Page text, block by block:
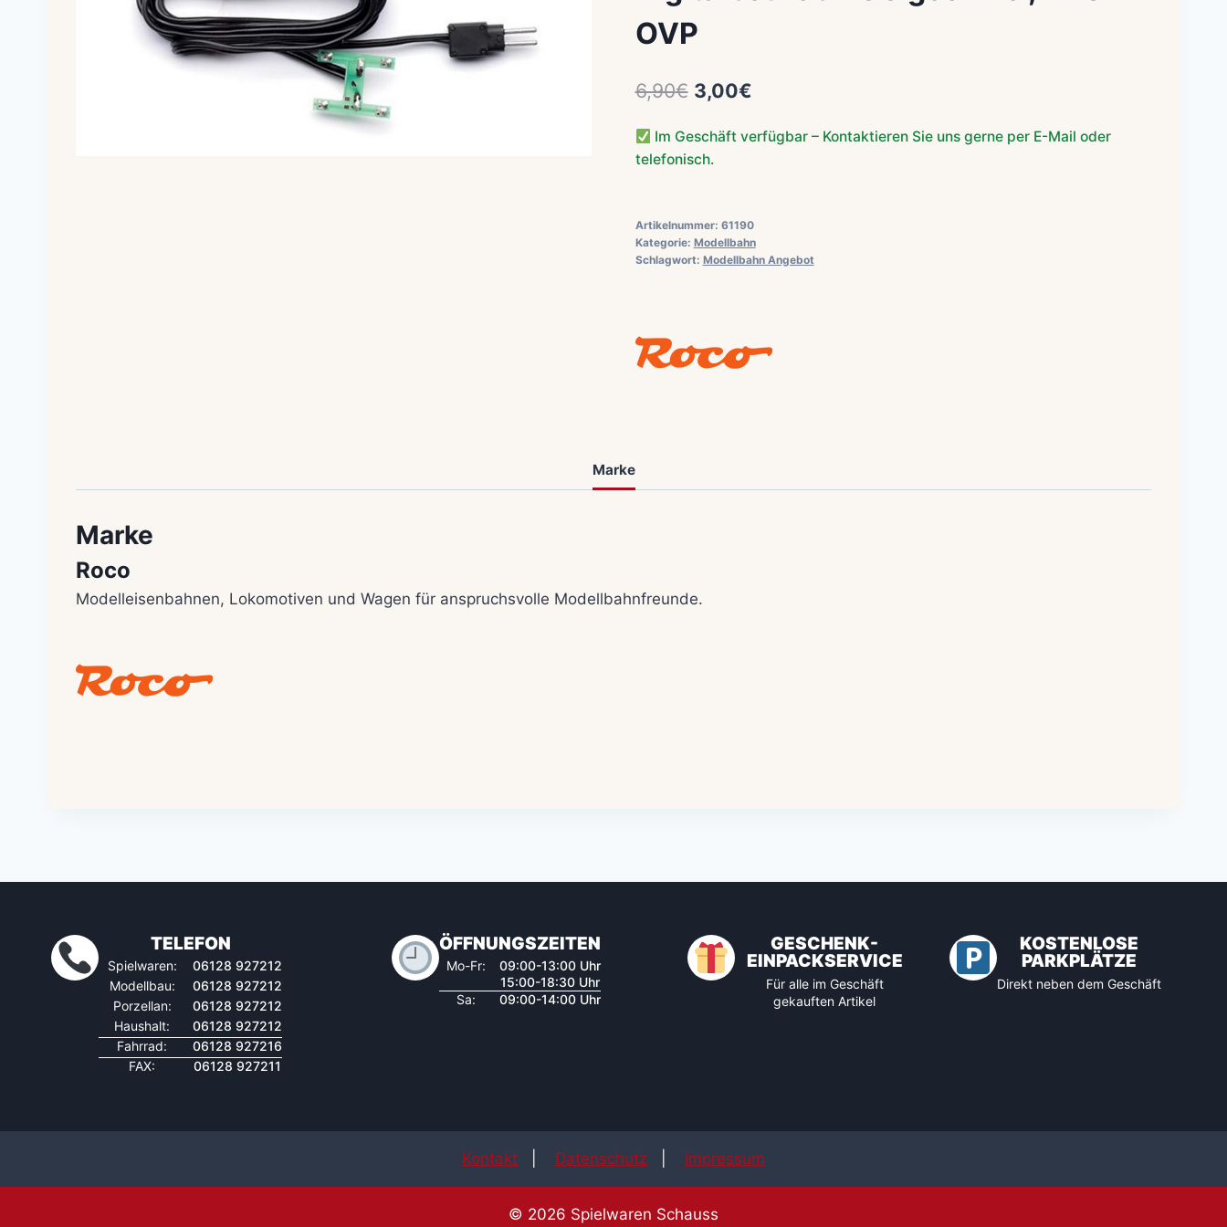
OVP
6,90€ Ursprünglicher
war:
3,00€Aktueller
ist:
Im Geschäft verfügbar – Kontaktieren Sie uns gerne per E-Mail oder
telefonisch.
Artikelnummer: 61190
Kategorie: Modellbahn
Schlagwort: Modellbahn Angebot
Marke
Marke
Roco
Modelleisenbahnen, Lokomotiven und Wagen für anspruchsvolle Modellbahnfreunde.
TELEFON
Spielwaren:
06128 927212
Modellbau:
06128 927212
Porzellan:
06128 927212
Haushalt:
06128 927212
Fahrrad:
06128 927216
FAX:
06128 927211
ÖFFNUNGSZEITEN
Mo-Fr:
09:00-13:00 Uhr
15:00-18:30 Uhr
Sa:
09:00-14:00 Uhr
GESCHENK-
EINPACKSERVICE
Für alle im Geschäft
gekauften Artikel
KOSTENLOSE
PARKPLÄTZE
Direkt neben dem Geschäft
Kontakt Datenschutz Impressum
© 2026 Spielwaren Schauss